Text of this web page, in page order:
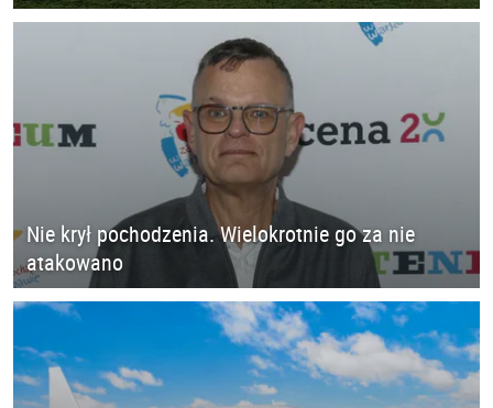
Nie krył pochodzenia. Wielokrotnie go za nie
atakowano